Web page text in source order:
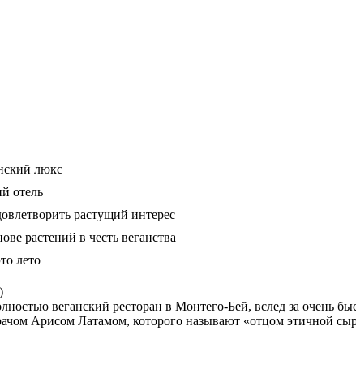
люкс
отель
растущий интерес
растений в честь веганства
лето
веганский ресторан в Монтего-Бей, вслед за очень
Арисом Латамом, которого называют «отцом этичной